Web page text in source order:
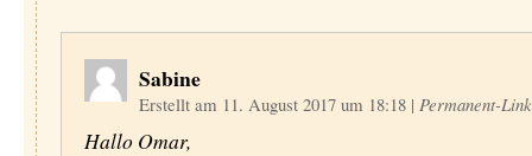
Sabine
Erstellt am 11. August 2017 um 18:18 | Permanent-Link
Hallo Omar,